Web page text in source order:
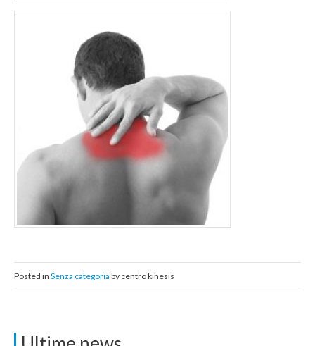
Posted in Senza categoria by centro kinesis